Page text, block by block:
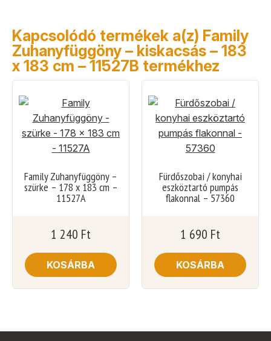
Kapcsolódó termékek a(z) Family
Zuhanyfüggöny – kiskacsás – 183
x 183 cm – 11527B termékhez
Family Zuhanyfüggöny –
szürke – 178 x 183 cm –
11527A
1 240 Ft
KOSÁRBA
Fürdőszobai / konyhai
eszköztartó pumpás
flakonnal – 57360
1 690 Ft
KOSÁRBA